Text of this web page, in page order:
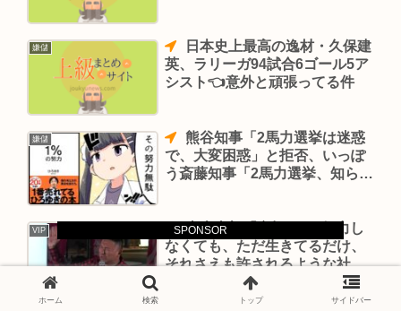
SPONSOR
嫌儲
英、ラリーガ94試合6ゴール5ア
シスト👈意外と頑張ってる件
嫌儲
熊谷知事「2馬力選挙は迷惑
で、大変困惑」と拒否、いっぽ
う斎藤知事「2馬力選挙、知らな
VIP
山本太郎「究極はね..努力し
なくても、ただ生きてるだけ、
それさえも許されるような社会
にしたい。」
ホーム 検索 トップ サイドバー